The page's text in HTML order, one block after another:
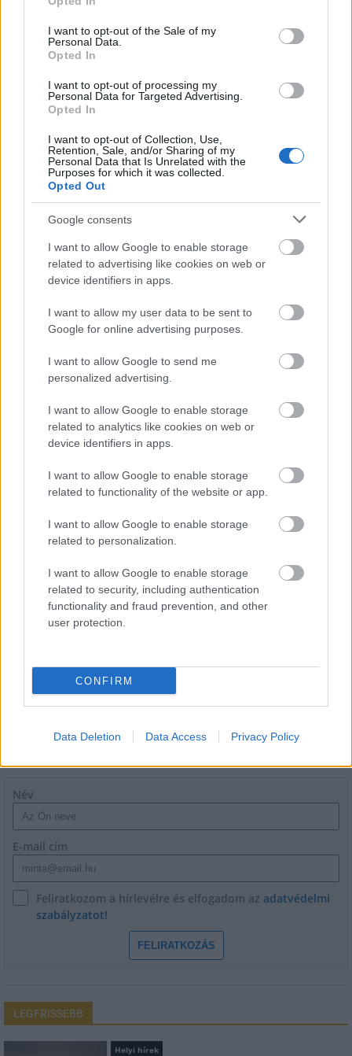
use your data for below specified purposes in below Google
consent section.
I want to opt-out of the Sale of my
Personal Data.
Opted In
I want to opt-out of processing my
Personal Data for Targeted Advertising.
Opted In
I want to opt-out of Collection, Use,
Retention, Sale, and/or Sharing of my
Personal Data that Is Unrelated with the
Purposes for which it was collected.
Opted Out
Google consents
I want to allow Google to enable storage
related to advertising like cookies on web or
device identifiers in apps.
I want to allow my user data to be sent to
Google for online advertising purposes.
I want to allow Google to send me
personalized advertising.
I want to allow Google to enable storage
related to analytics like cookies on web or
device identifiers in apps.
I want to allow Google to enable storage
related to functionality of the website or app.
I want to allow Google to enable storage
related to personalization.
I want to allow Google to enable storage
related to security, including authentication
functionality and fraud prevention, and other
user protection.
CONFIRM
Data Deletion Data Access Privacy Policy
belvárosa
Harmonia Albensis: négy nyári koncerttel tölti meg
Székesfehérvár templomait
Helyi hírek
Ezzel a beruházással a Székesfehérvár-Balaton vasúti
szakasz is szintet lép
Név
E-mail cím
Feliratkozom a hírlevélre és elfogadom az adatvédelmi
szabályzatot!
FELIRATKOZÁS
LEGFRISSEBB
Helyi hírek